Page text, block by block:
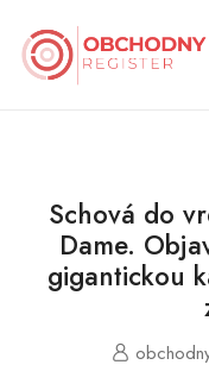
Schová do
Dame.
gigantickou